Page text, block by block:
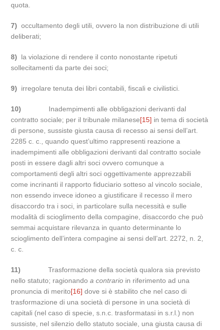
quota.
7)occultamento degli utili, ovvero la non distribuzione di utili
deliberati;
8) la violazione di rendere il conto nonostante ripetuti
sollecitamenti da parte dei soci;
9) irregolare tenuta dei libri contabili, fiscali e civilistici.
10) Inadempimenti alle obbligazioni derivanti dal
contratto sociale; per il tribunale milanese[15] in tema di società
di persone, sussiste giusta causa di recesso ai sensi dell’art.
2285 c. c., quando quest’ultimo rappresenti reazione a
inadempimenti alle obbligazioni derivanti dal contratto sociale
posti in essere dagli altri soci ovvero comunque a
comportamenti degli altri soci oggettivamente apprezzabili
come incrinanti il rapporto fiduciario sotteso al vincolo sociale,
non essendo invece idoneo a giustificare il recesso il mero
disaccordo tra i soci, in particolare sulla necessità e sulle
modalità di scioglimento della compagine, disaccordo che può
semmai acquistare rilevanza in quanto determinante lo
scioglimento dell’intera compagine ai sensi dell’art. 2272, n. 2,
c. c.
11)Trasformazione della società qualora sia previsto
nello statuto; ragionandoa contrario in riferimento ad una
pronuncia di merito[16] dove si è stabilito che nel caso di
trasformazione di una società di persone in una società di
capitali (nel caso di specie, s.n.c. trasformatasi in s.r.l.) non
sussiste, nel silenzio dello statuto sociale, una giusta causa di